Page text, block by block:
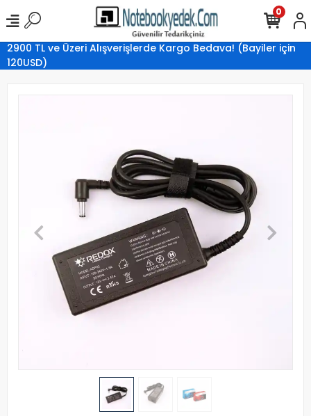
2900 TL ve Üzeri Alışverişlerde Kargo Bedava! (Bayiler için
120USD)
0